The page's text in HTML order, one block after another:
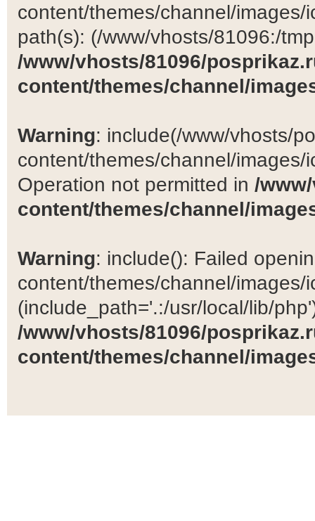
content/themes/channel/
path(s): (/www/vhosts/81096:/
/www/vhosts/81096/
content/themes/channel/
Warning: include(/www/vhosts/
content/themes/channel/
Operation not permitted in /
content/themes/channel/
Warning: include(): Failed
content/themes/channel/images/
(include_path='.:/usr/local/lib/
/www/vhosts/81096/
content/themes/channel/